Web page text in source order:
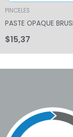
PINCELES
PASTE OPAQUE
$15,37